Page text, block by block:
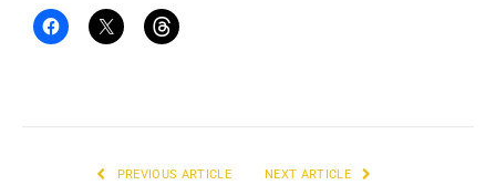
PREVIOUS ARTICLE NEXT ARTICLE